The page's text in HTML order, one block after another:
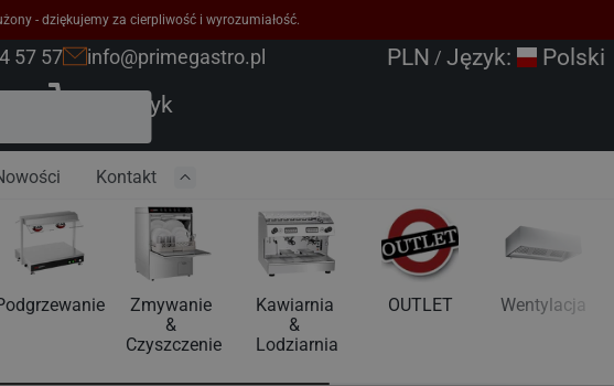
- dziękujemy za cierpliwość i wyrozumiałość.
57 57 info@primegastro.pl PLN / Język:
Polski
Koszyk
Zmywanie
&
Czyszczenie
Kawiarnia
&
Lodziarnia
OUTLET Wentylacja
Kontakt